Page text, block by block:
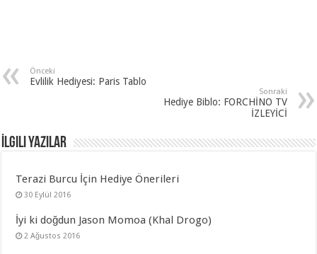
Önceki
Evlilik Hediyesi: Paris Tablo
Sonraki
Hediye Biblo: FORCHİNO TV
İZLEYİCİ
İlgili Yazılar
Terazi Burcu İçin Hediye Önerileri
30 Eylül 2016
İyi ki doğdun Jason Momoa (Khal Drogo)
2 Ağustos 2016